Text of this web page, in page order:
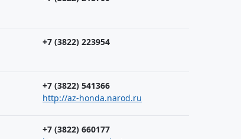
+7 (3822) 223954
+7 (3822) 541366
http://az-honda.narod.ru
+7 (3822) 660177